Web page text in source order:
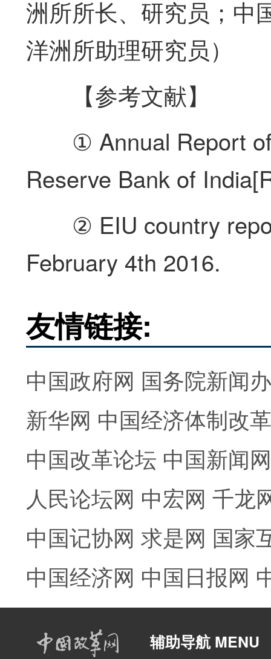
洲所所长、研究员；中
洋洲所助理研究员）
【参考文献】
① Annual Report
Reserve Bank of
② EIU country
February 4th 2016.
友情链接:
中国政府网 国务院新闻
新华网 中国经济体制改
中国改革论坛 中国新闻网
人民论坛网 中宏网 千龙
中国记协网 求是网 国家
中国经济网 中国日报网
辅助导航 MENU